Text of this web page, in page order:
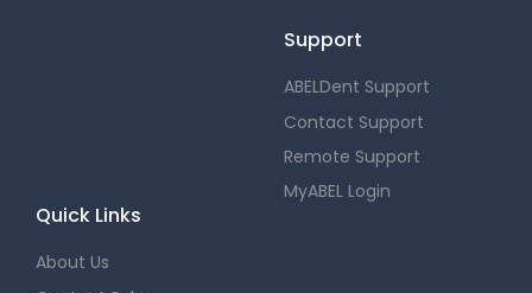
Support
ABELDent Support
Contact Support
Remote Support
MyABEL Login
Quick Links
About Us